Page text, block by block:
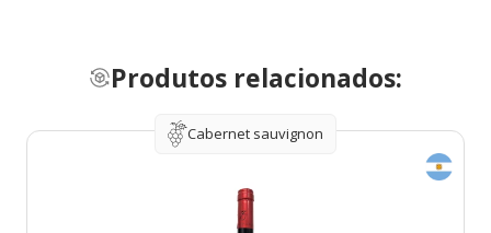
Produtos relacionados:
Cabernet sauvignon